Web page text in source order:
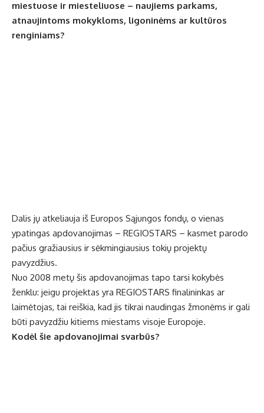
miestuose ir miesteliuose – naujiems parkams,
atnaujintoms mokykloms, ligoninėms ar kultūros
renginiams?
Dalis jų atkeliauja iš Europos Sąjungos fondų, o vienas
ypatingas apdovanojimas – REGIOSTARS – kasmet parodo
pačius gražiausius ir sėkmingiausius tokių projektų
pavyzdžius.
Nuo 2008 metų šis apdovanojimas tapo tarsi kokybės
ženklu: jeigu projektas yra REGIOSTARS finalininkas ar
laimėtojas, tai reiškia, kad jis tikrai naudingas žmonėms ir gali
būti pavyzdžiu kitiems miestams visoje Europoje.
Kodėl šie apdovanojimai svarbūs?